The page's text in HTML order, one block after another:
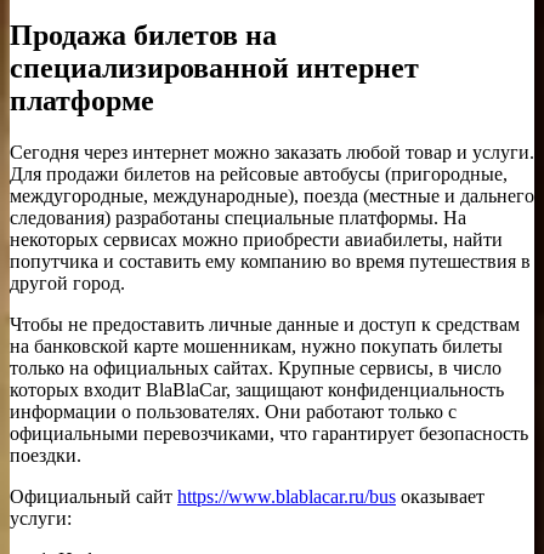
Продажа билетов на
специализированной интернет
платформе
Сегодня через интернет можно заказать любой товар и услуги.
Для продажи билетов на рейсовые автобусы (пригородные,
междугородные, международные), поезда (местные и дальнего
следования) разработаны специальные платформы. На
некоторых сервисах можно приобрести авиабилеты, найти
попутчика и составить ему компанию во время путешествия в
другой город.
Чтобы не предоставить личные данные и доступ к средствам
на банковской карте мошенникам, нужно покупать билеты
только на официальных сайтах. Крупные сервисы, в число
которых входит BlaBlaCar, защищают конфиденциальность
информации о пользователях. Они работают только с
официальными перевозчиками, что гарантирует безопасность
поездки.
Официальный сайт https://www.blablacar.ru/bus оказывает
услуги: